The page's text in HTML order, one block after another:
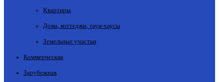
Квартиры
Дома, коттеджи, таун-хаусы
Земельные участки
Коммерческая
Зарубежная